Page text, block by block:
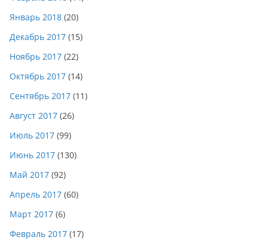
Январь 2018 (20)
Декабрь 2017 (15)
Ноябрь 2017 (22)
Октябрь 2017 (14)
Сентябрь 2017 (11)
Август 2017 (26)
Июль 2017 (99)
Июнь 2017 (130)
Май 2017 (92)
Апрель 2017 (60)
Март 2017 (6)
Февраль 2017 (17)